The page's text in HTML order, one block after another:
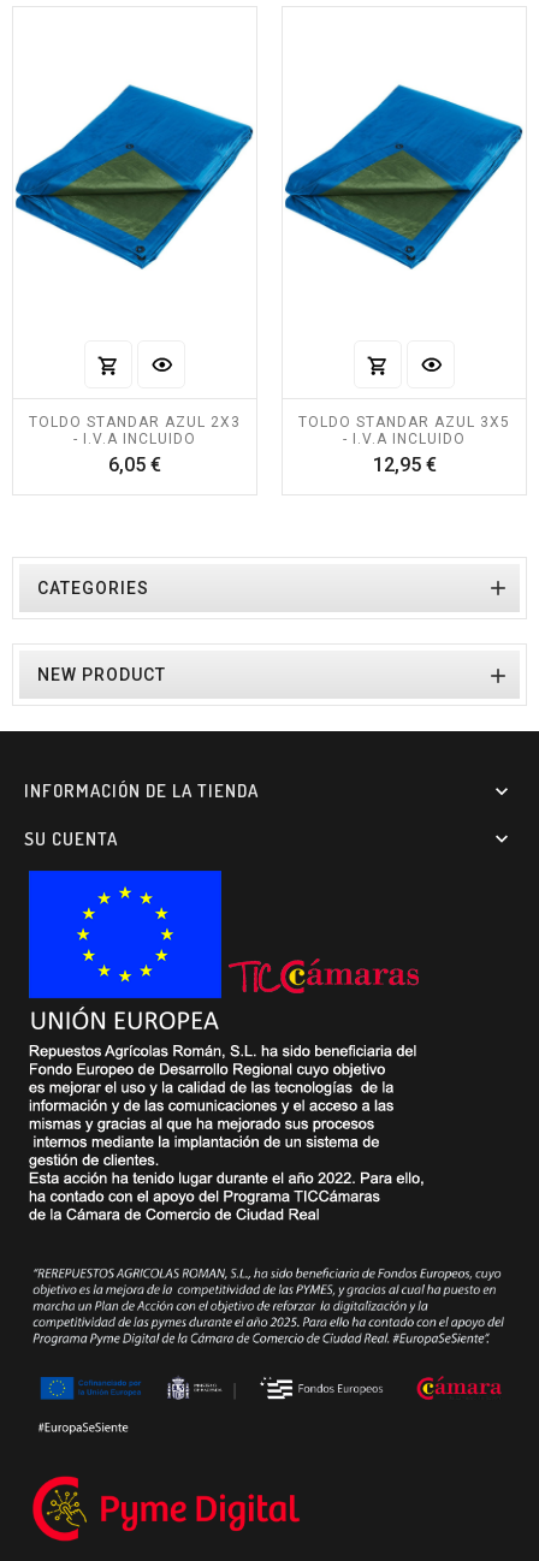
TOLDO STANDAR AZUL 2X3
- I.V.A INCLUIDO
6,05 €Precio
TOLDO STANDAR AZUL 3X5
- I.V.A INCLUIDO
12,95 €Precio
CATEGORIES 
NEW PRODUCT 
INFORMACIÓN DE LA TIENDA 
SU CUENTA 